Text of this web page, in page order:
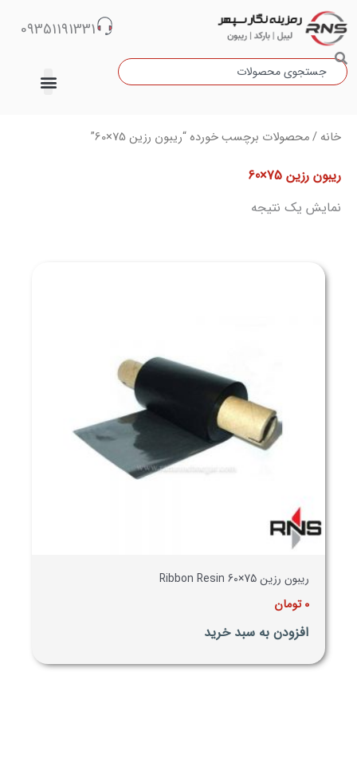
پرش
محتوا
جستجو
09351191331
خانه / محصولات برچسب خورده “ریبون رزین 75×60”
ریبون رزین 75×60
نمایش یک نتیجه
ریبون رزین 75×60 Ribbon Resin
0تومان
افزودن به سبد خرید